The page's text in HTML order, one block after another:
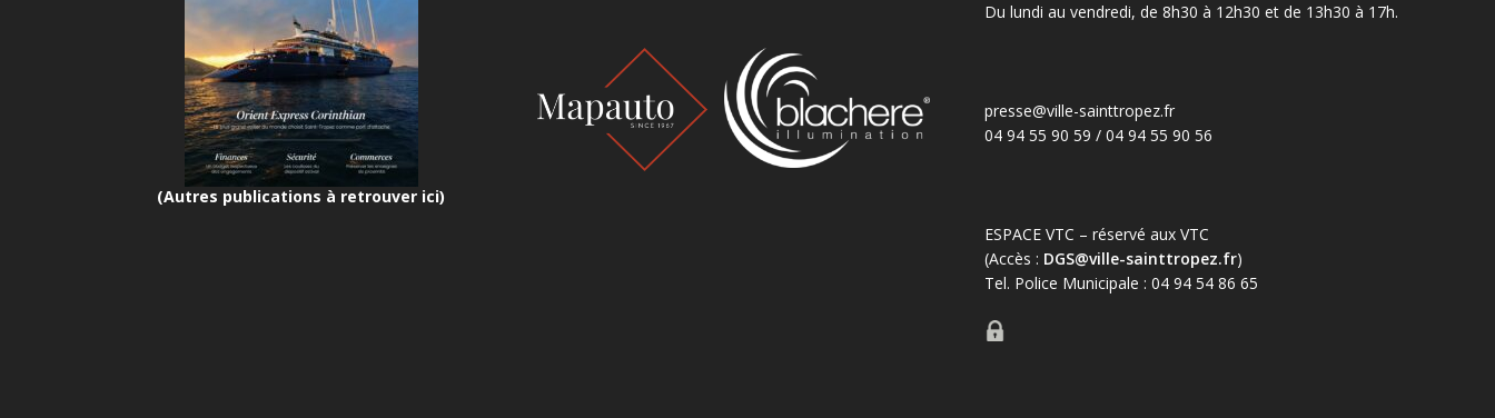
(Autres publications à retrouver ici)
Du lundi au vendredi, de 8h30 à 12h30 et de 13h30 à 17h.
presse@ville-sainttropez.fr
04 94 55 90 59 / 04 94 55 90 56
ESPACE VTC – réservé aux VTC
(Accès : DGS@ville-sainttropez.fr)
Tel. Police Municipale : 04 94 54 86 65